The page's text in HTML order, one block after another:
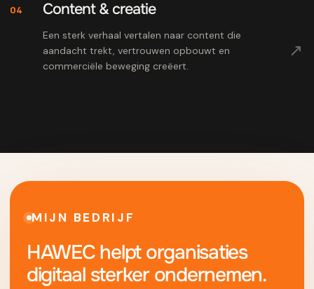
04 Content & creatie
Een sterk verhaal vertalen naar content die
aandacht trekt, vertrouwen opbouwt en
commerciële beweging creëert.
↗
MIJN BEDRIJF
HAWEC helpt organisaties
digitaal sterker ondernemen.